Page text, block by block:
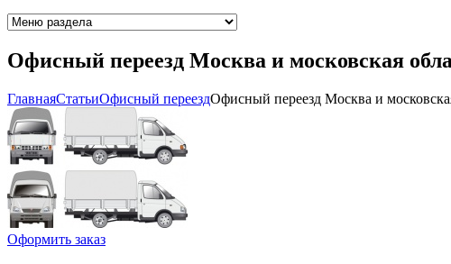
Офисный переезд Москва и московская
ГлавнаяCтатьиОфисный переездОфисный переезд Москва и
Оформить заказ